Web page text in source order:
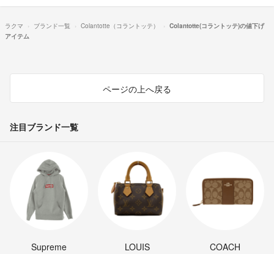
ラクマ ブランド一覧 Colantotte（コラントッテ）
Colantotte(コラントッテ)の値下げ
アイテム
ページの上へ戻る
注目ブランド一覧
Supreme
LOUIS
COACH